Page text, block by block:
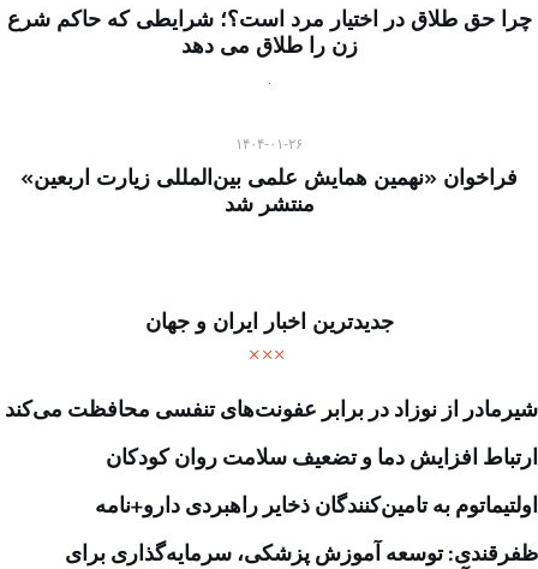
چرا حق طلاق در اختیار مرد است؟؛ شرایطی که حاکم شرع
زن را طلاق می دهد
۱۴۰۴-۰۱-۲۶
فراخوان «نهمین همایش علمی بین‌المللی زیارت اربعین»
منتشر شد
جدیدترین اخبار ایران و جهان
شیرمادر از نوزاد در برابر عفونت‌های تنفسی محافظت می‌کند
ارتباط افزایش دما و تضعیف سلامت روان کودکان
اولتیماتوم به تامین‌کنندگان ذخایر راهبردی دارو+نامه
ظفرقندی: توسعه آموزش پزشکی، سرمایه‌گذاری برای